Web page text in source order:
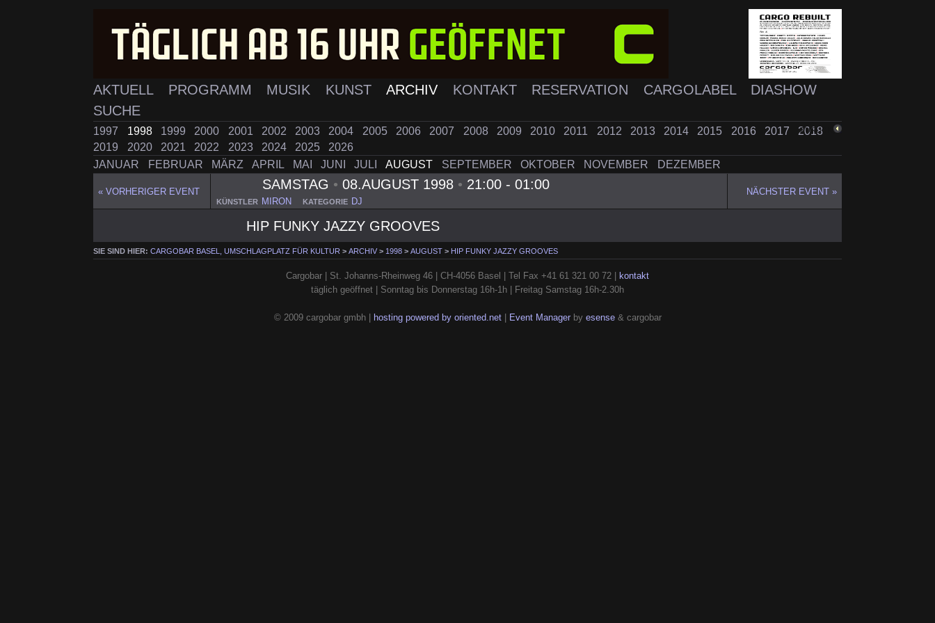
AKTUELL PROGRAMM MUSIK KUNST ARCHIV KONTAKT RESERVATION CARGOLABEL
DIASHOW
SUCHE
1997 1998 1999 2000 2001 2002 2003 2004 2005 2006 2007 2008 2009 2010 2011 2012 2013 2014 2015 2016 2017
2018
2019
2020 2021 2022 2023 2024 2025
2026
JANUAR
FEBRUAR MÄRZ APRIL MAI JUNI JULI AUGUST SEPTEMBER OKTOBER NOVEMBER DEZEMBER
ZURÜCK
« VORHERIGER EVENT SAMSTAG • 08.AUGUST 1998 • 21:00 - 01:00
KÜNSTLER MIRON KATEGORIE DJ
NÄCHSTER EVENT »
HIP FUNKY JAZZY GROOVES
SIE SIND HIER:CARGOBAR BASEL, UMSCHLAGPLATZ FÜR KULTUR >ARCHIV > 1998 >AUGUST > HIP FUNKY JAZZY GROOVES
Cargobar | St. Johanns-Rheinweg 46 | CH-4056 Basel | Tel Fax +41 61 321 00 72 |
kontakt
täglich geöffnet | Sonntag bis Donnerstag 16h-1h | Freitag Samstag 16h-2.30h
© 2009 cargobar gmbh | hosting powered by oriented.net| Event Managerby esense& cargobar